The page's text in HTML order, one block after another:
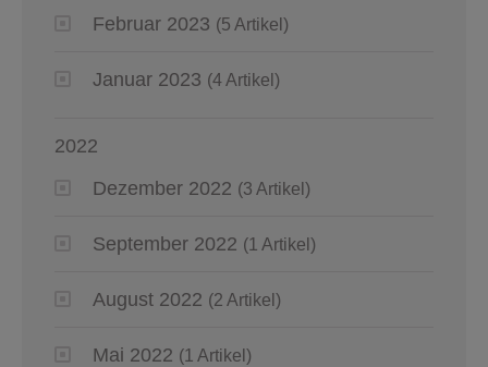
Februar 2023 (5 Artikel)
Januar 2023 (4 Artikel)
2022
Dezember 2022 (3 Artikel)
September 2022 (1 Artikel)
August 2022 (2 Artikel)
Mai 2022 (1 Artikel)